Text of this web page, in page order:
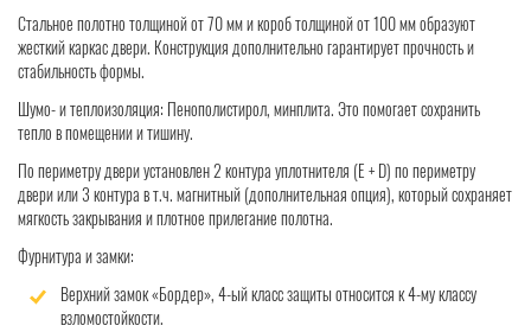
Стальное полотно толщиной от 70 мм и короб толщиной от 100 мм образуют
жесткий каркас двери. Конструкция дополнительно гарантирует прочность и
стабильность формы.
Шумо- и теплоизоляция: Пенополистирол, минплита. Это помогает сохранить
тепло в помещении и тишину.
По периметру двери установлен 2 контура уплотнителя (Е + D) по периметру
двери или 3 контура в т.ч. магнитный (дополнительная опция), который сохраняет
мягкость закрывания и плотное прилегание полотна.
Фурнитура и замки:
Верхний замок «Бордер», 4-ый класс защиты относится к 4-му классу
взломостойкости.